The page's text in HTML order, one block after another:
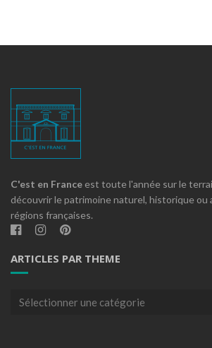
C'est en France est toute l'année sur le
découvrir le patrimoine naturel, historique ou
régions françaises.
ARTICLES PAR THEME
Articles